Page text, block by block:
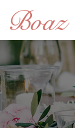
070-8281-0493
네이버블로그